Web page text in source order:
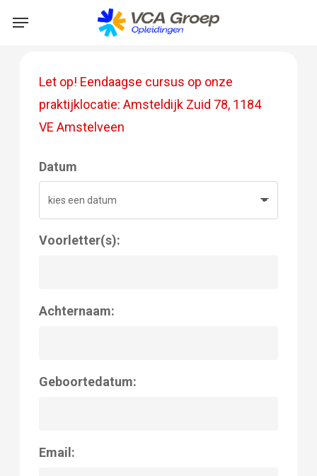
content
Menu
Let op! Eendaagse cursus op onze
praktijklocatie: Amsteldijk Zuid 78, 1184
VE Amstelveen
Datum
Voorletter(s):
Achternaam:
Geboortedatum:
Email: